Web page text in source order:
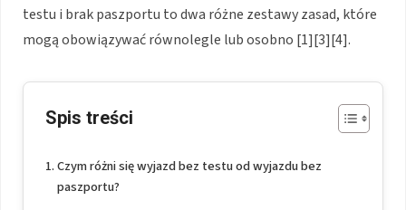
testu i brak paszportu to dwa różne zestawy zasad, które
mogą obowiązywać równolegle lub osobno [1][3][4].
Spis treści
Czym różni się wyjazd bez testu od wyjazdu bez
paszportu?